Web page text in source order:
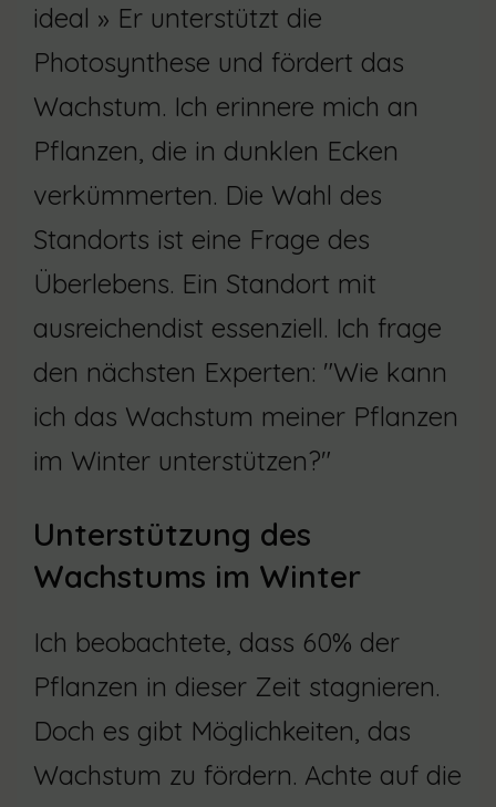
ideal » Er unterstützt die
Photosynthese und fördert das
Wachstum. Ich erinnere mich an
Pflanzen, die in dunklen Ecken
verkümmerten. Die Wahl des
Standorts ist eine Frage des
Überlebens. Ein Standort mit
ausreichendist essenziell. Ich frage
den nächsten Experten: "Wie kann
ich das Wachstum meiner Pflanzen
im Winter unterstützen?"
Unterstützung des
Wachstums im Winter
Ich beobachtete, dass 60% der
Pflanzen in dieser Zeit stagnieren.
Doch es gibt Möglichkeiten, das
Wachstum zu fördern. Achte auf die